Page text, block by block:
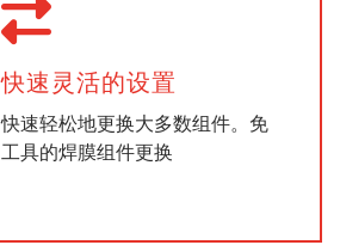
快速灵活的设置
快速轻松地更换大多数组件。免
工具的焊膜组件更换